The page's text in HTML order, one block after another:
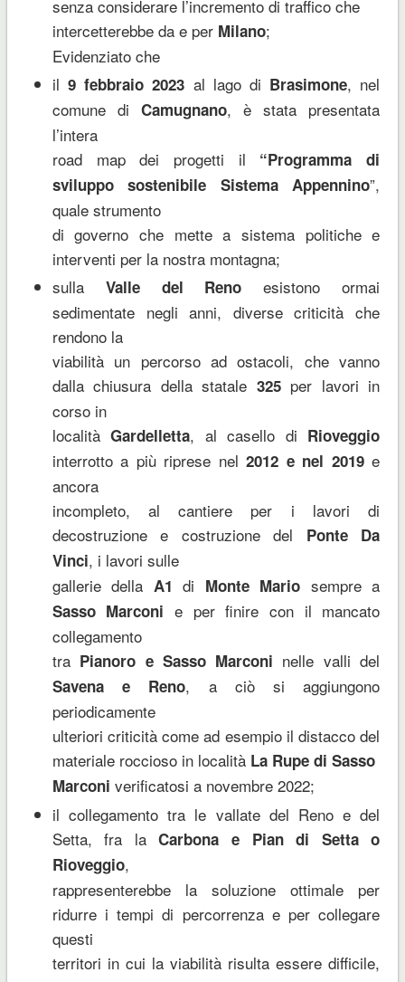
senza considerare l’incremento di traffico che
intercetterebbe da e per Milano;
Evidenziato che
il9 febbraio 2023 al lago di Brasimone, nel
comune di Camugnano, è stata presentata
l’intera
road map dei progetti il “Programma di
sviluppo sostenibile Sistema Appennino”,
quale strumento
di governo che mette a sistema politiche e
interventi per la nostra montagna;
sulla Valle del Reno esistono ormai
sedimentate negli anni, diverse criticità che
rendono la
viabilità un percorso ad ostacoli, che vanno
dalla chiusura della statale 325per lavori in
corso in
localitàGardelletta, al casello di Rioveggio
interrotto a più riprese nel2012 e nel 2019e
ancora
incompleto, al cantiere per i lavori di
decostruzione e costruzione del Ponte Da
Vinci, i lavori sulle
gallerie della A1 di Monte Mario sempre a
Sasso Marconi e per finire con il mancato
collegamento
traPianoro e Sasso Marconi nelle valli del
Savena e Reno, a ciò si aggiungono
periodicamente
ulteriori criticità come ad esempio il distacco del
materiale roccioso in località La Rupe di Sasso
Marconi verificatosi a novembre 2022;
il collegamento tra le vallate del Reno e del
Setta, fra laCarbona e Pian di Setta o
Rioveggio,
rappresenterebbe la soluzione ottimale per
ridurre i tempi di percorrenza e per collegare
questi
territori in cui la viabilità risulta essere difficile,